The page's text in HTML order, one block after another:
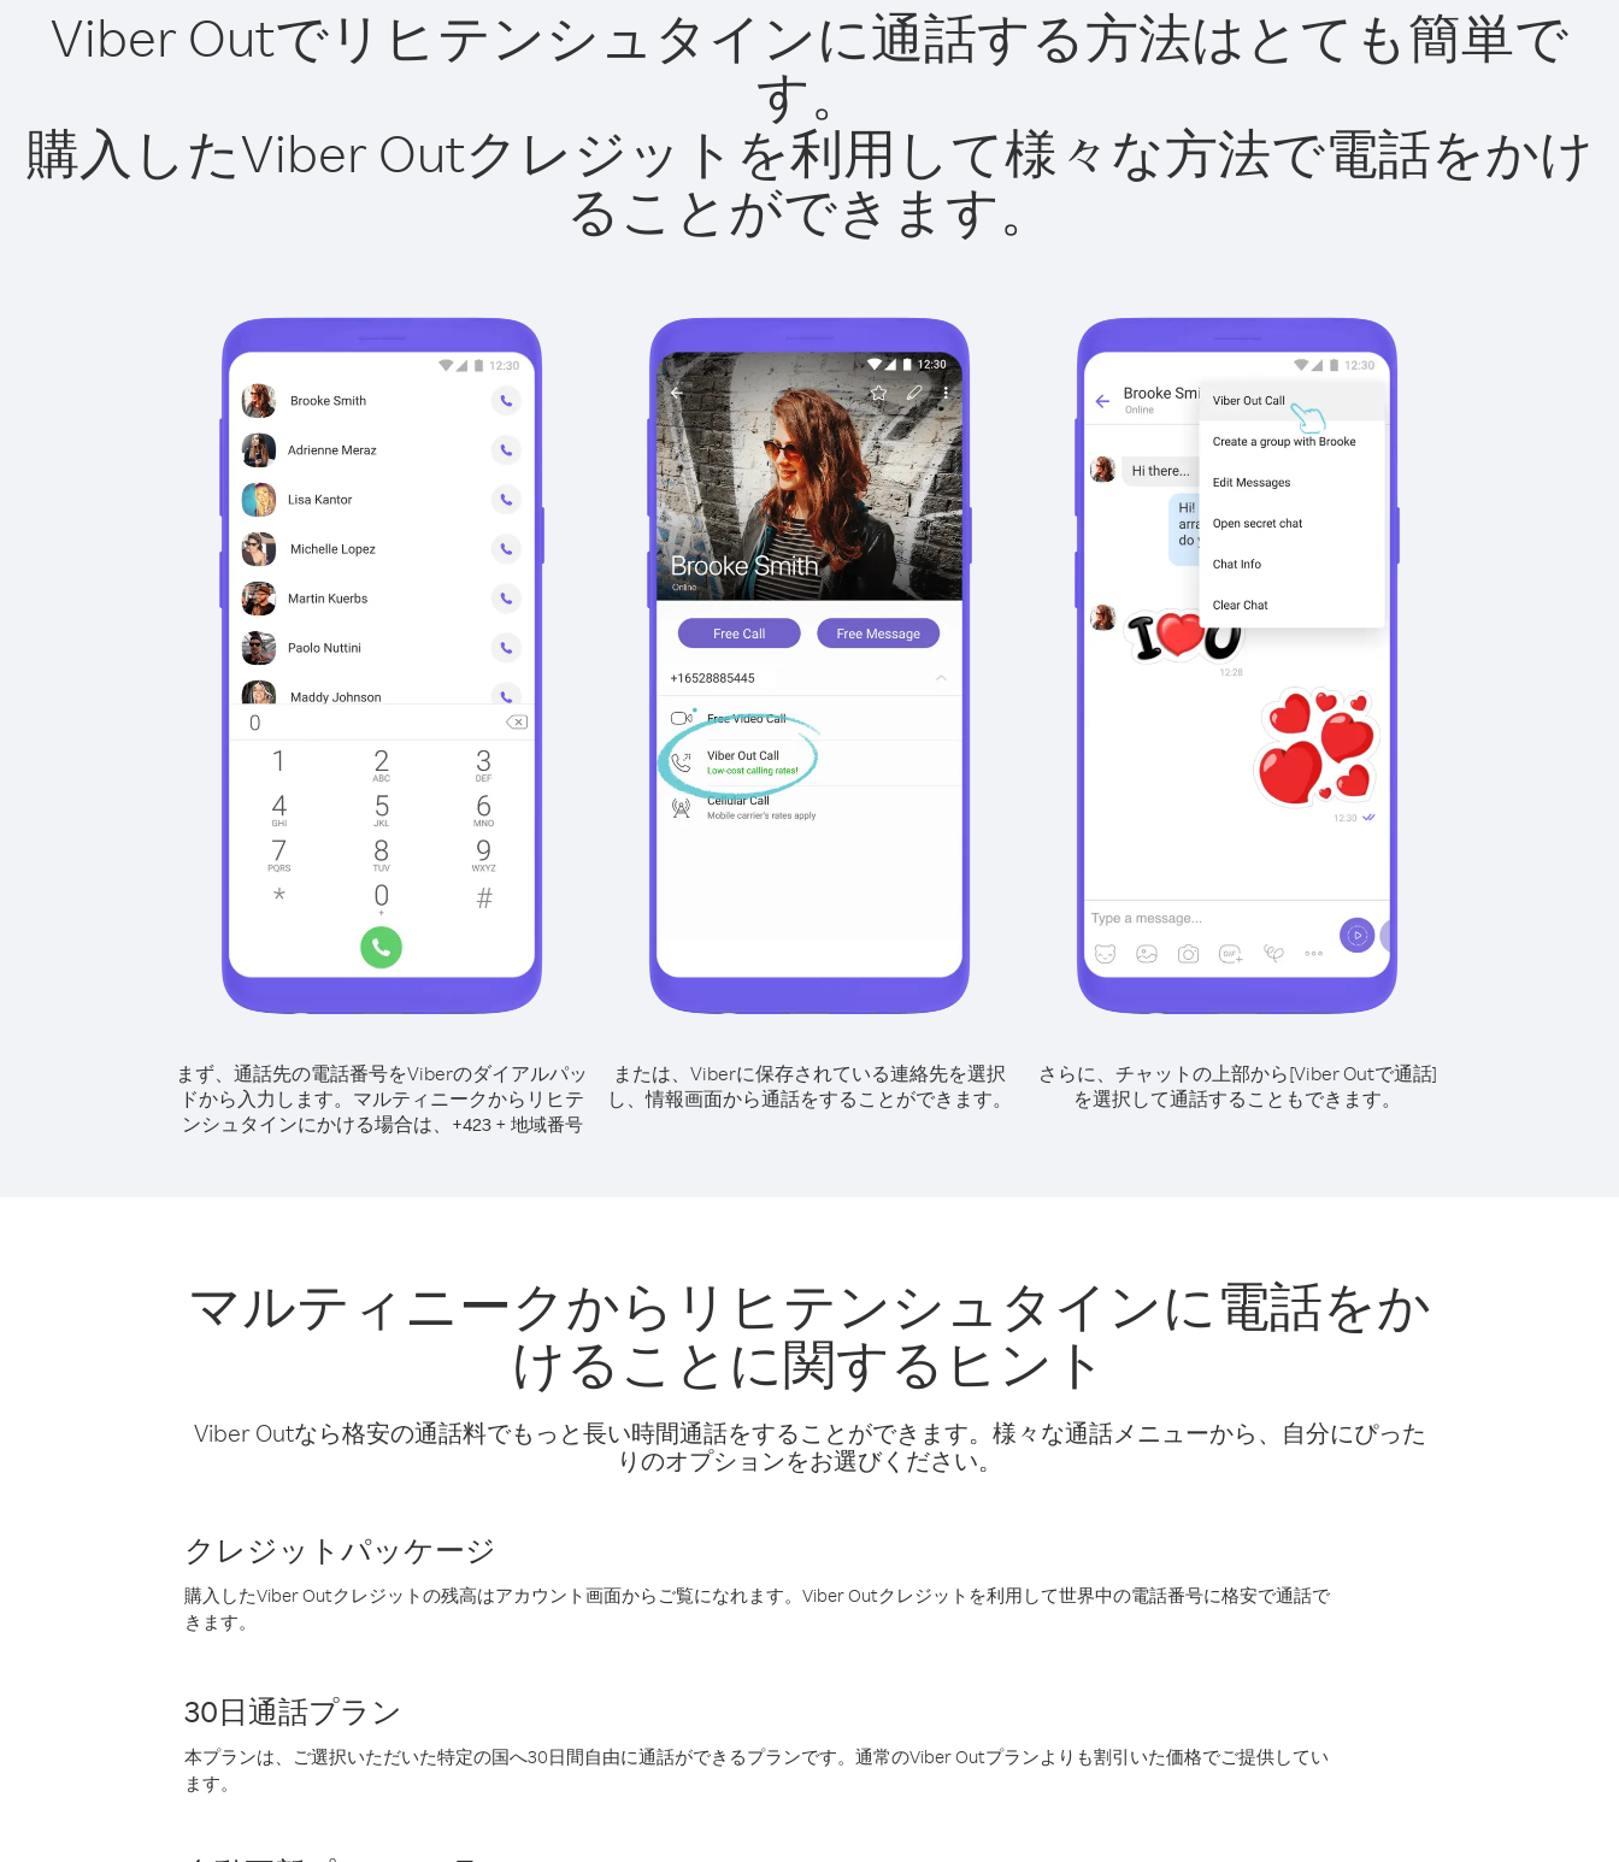
Viber Outでリヒテンシュタインに通話する方法はとても簡単で
す。
購入したViber Outクレジットを利用して様々な方法で電話をかけ
ることができます。
まず、通話先の電話番号をViberのダイアルパッ
ドから入力します。 マルティニークからリヒテ
ンシュタインにかける場合は、
+423+ 地域番号
または、Viberに保存されている連絡先を選択
し、情報画面から通話をすることができます。
さらに、チャットの上部から[Viber Outで通話]
を選択して通話することもできます。
マルティニークからリヒテンシュタインに電話をか
けることに関するヒント
Viber Outなら格安の通話料でもっと長い時間通話をすることができます。様々な通話メニューから、自分にぴった
りのオプションをお選びください。
クレジットパッケージ
購入したViber Outクレジットの残高はアカウント画面からご覧になれます。Viber Outクレジットを利用して世界中の電話番号に格安で通話で
きます。
30日通話プラン
本プランは、ご選択いただいた特定の国へ30日間自由に通話ができるプランです。通常のViber Outプランよりも割引いた価格でご提供してい
ます。